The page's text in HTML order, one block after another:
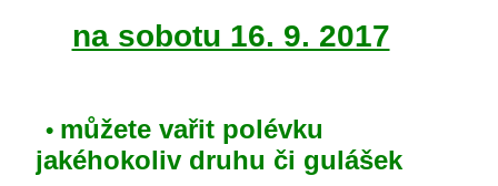
na sobotu 16. 9. 2017
• můžete vařit polévku
jakéhokoliv druhu či gulášek